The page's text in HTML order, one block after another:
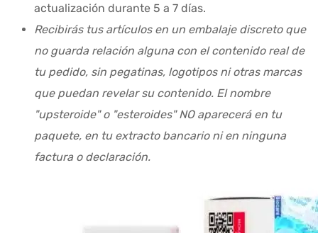
actualización durante 5 a 7 días.
Recibirás tus artículos en un embalaje discreto que
no guarda relación alguna con el contenido real de
tu pedido, sin pegatinas, logotipos ni otras marcas
que puedan revelar su contenido. El nombre
"upsteroide" o "esteroides" NO aparecerá en tu
paquete, en tu extracto bancario ni en ninguna
factura o declaración.